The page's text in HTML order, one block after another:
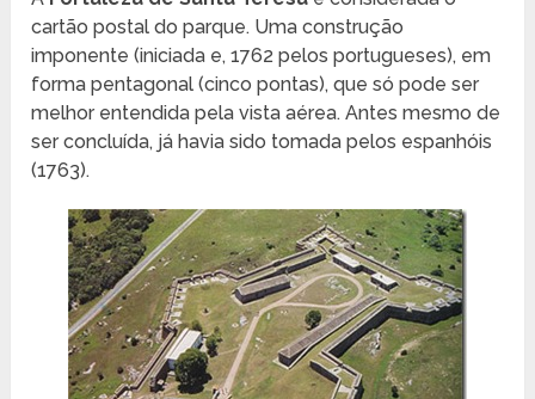
cartão postal do parque. Uma construção
imponente (iniciada e, 1762 pelos portugueses), em
forma pentagonal (cinco pontas), que só pode ser
melhor entendida pela vista aérea. Antes mesmo de
ser concluída, já havia sido tomada pelos espanhóis
(1763).